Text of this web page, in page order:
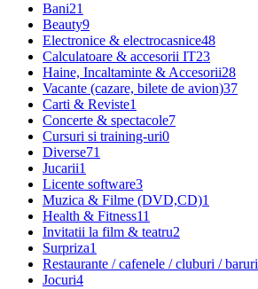
Bani21
Beauty9
Electronice & electrocasnice48
Calculatoare & accesorii IT23
Haine, Incaltaminte & Accesorii28
Vacante (cazare, bilete de avion)37
Carti & Reviste1
Concerte & spectacole7
Cursuri si training-uri0
Diverse71
Jucarii1
Licente software3
Muzica & Filme (DVD,CD)1
Health & Fitness11
Invitatii la film & teatru2
Surpriza1
Restaurante / cafenele / cluburi / baruri
Jocuri4